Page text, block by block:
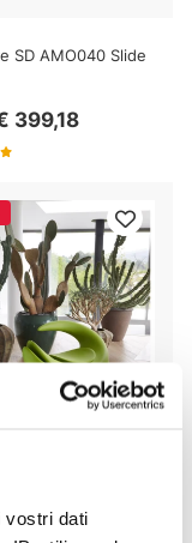
vostri dati
SD AMO040 Slide
399,18